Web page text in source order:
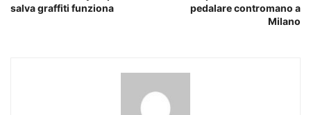
salva graffiti funziona
pedalare contromano a
Milano